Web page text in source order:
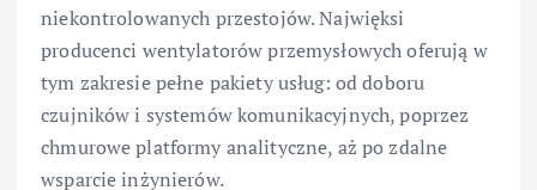
niekontrolowanych przestojów. Najwięksi
producenci wentylatorów przemysłowych oferują w
tym zakresie pełne pakiety usług: od doboru
czujników i systemów komunikacyjnych, poprzez
chmurowe platformy analityczne, aż po zdalne
wsparcie inżynierów.